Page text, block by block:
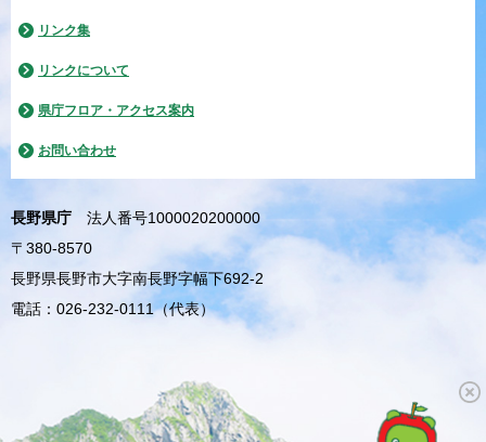
リンク集
リンクについて
県庁フロア・アクセス案内
お問い合わせ
長野県庁
法人番号1000020200000
〒380-8570
長野県長野市大字南長野字幅下692-2
電話：026-232-0111（代表）